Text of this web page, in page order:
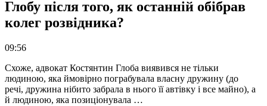
Глобу після того, як останній обібрав
колег розвідника?
09:56
Схоже, адвокат Костянтин Глоба виявився не тільки
людиною, яка ймовірно пограбувала власну дружину (до
речі, дружина нібито забрала в нього її автівку і все майно), а
й людиною, яка позиціонувала …